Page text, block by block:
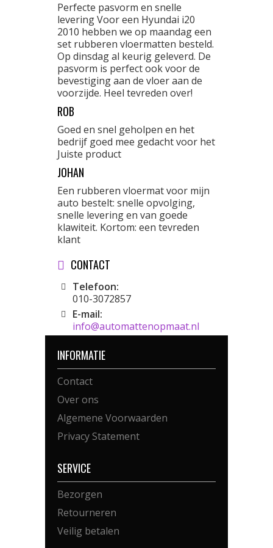
Perfecte pasvorm en snelle
levering Voor een Hyundai i20
2010 hebben we op maandag een
set rubberen vloermatten besteld.
Op dinsdag al keurig geleverd. De
pasvorm is perfect ook voor de
bevestiging aan de vloer aan de
voorzijde. Heel tevreden over!
ROB
Goed en snel geholpen en het
bedrijf goed mee gedacht voor het
Juiste product
JOHAN
Een rubberen vloermat voor mijn
auto bestelt: snelle opvolging,
snelle levering en van goede
klawiteit. Kortom: een tevreden
klant
CONTACT
Telefoon:
010-3072857
E-mail:
info@automattenopmaat.nl
INFORMATIE
Contact
Over ons
Algemene Voorwaarden
Privacy Statement
SERVICE
Bezorgen
Retourneren
Veilig betalen